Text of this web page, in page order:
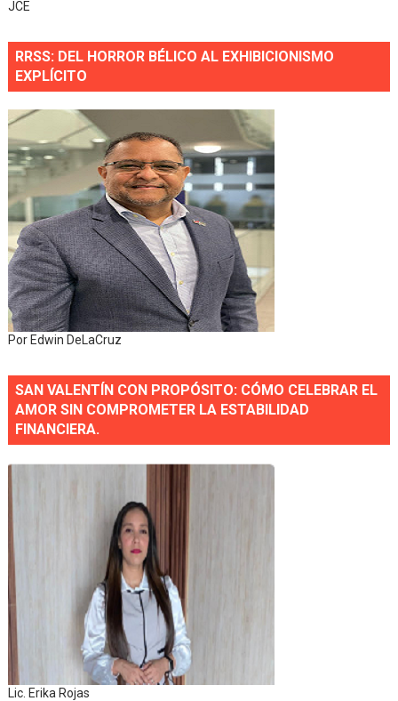
JCE
RRSS: DEL HORROR BÉLICO AL EXHIBICIONISMO
EXPLÍCITO
Por Edwin DeLaCruz
SAN VALENTÍN CON PROPÓSITO: CÓMO CELEBRAR EL
AMOR SIN COMPROMETER LA ESTABILIDAD
FINANCIERA.
Lic. Erika Rojas